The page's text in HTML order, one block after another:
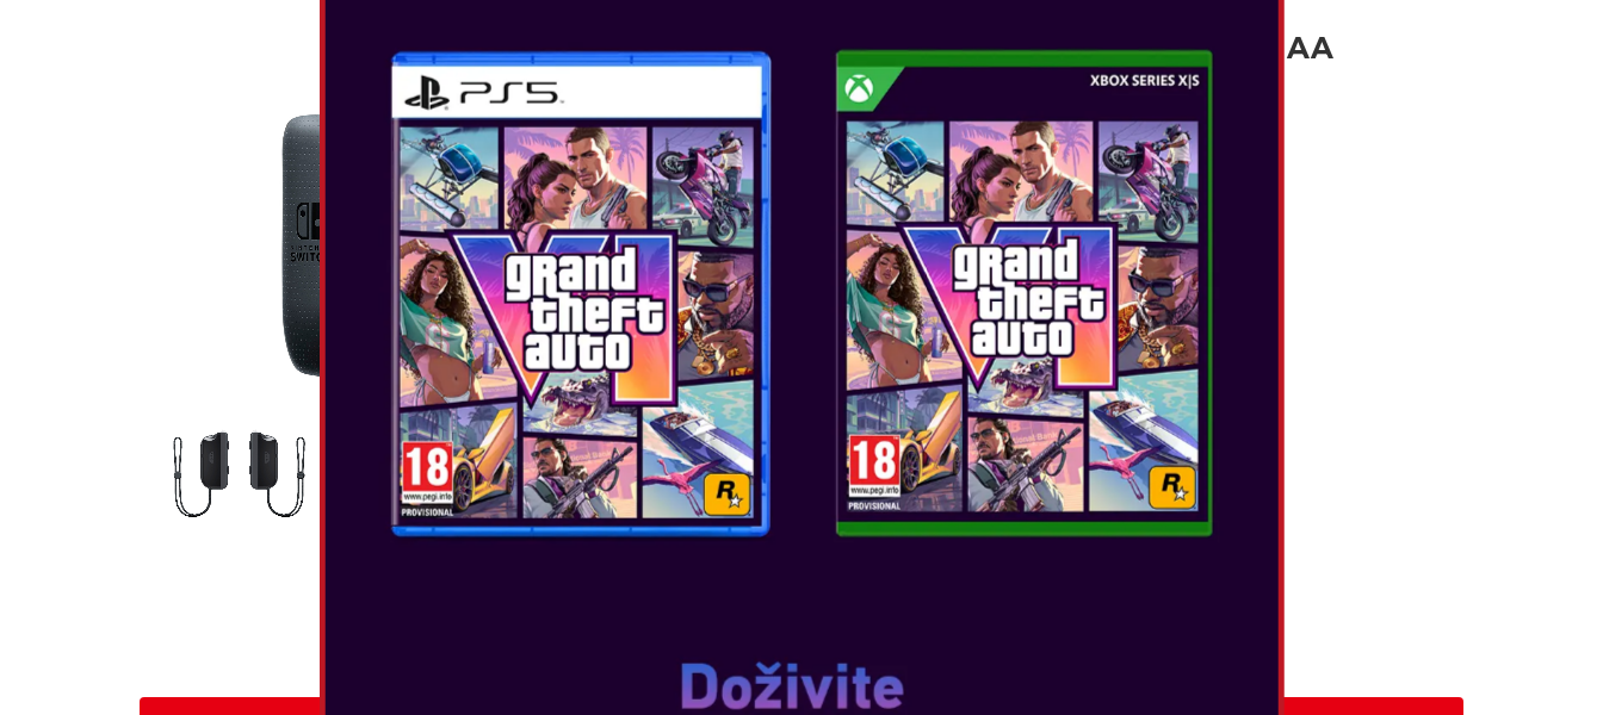
NINTENDO SWITCH JOY-CON AA
BATTERY PACK PAIR
Igralne konzole: SWITCH, SWITCH LITE
Nintendo Switch Joy-Con AA battery pack pair.
SKU: ACC.NSW- 0019
Žanr: POLNILEC, POLNILEC, POLNILEC
Založnik: NINTENDO